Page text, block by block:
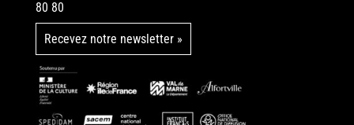
80 80
Recevez notre newsletter »